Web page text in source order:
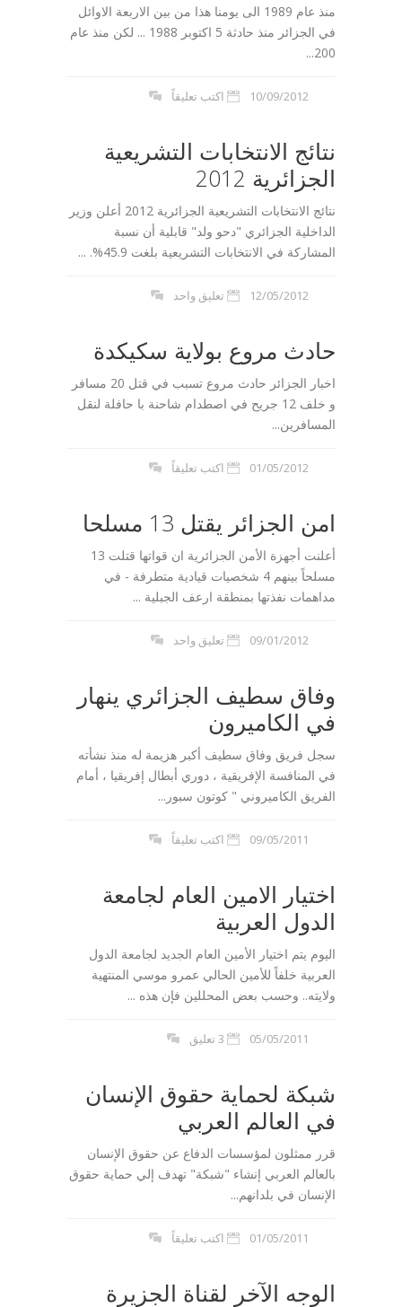
منذ عام 1989 الى يومنا هذا من بين الاربعة الاوائل
في الجزائر منذ حادثة 5 اكتوبر 1988 ... لكن منذ عام
200...
10/09/2012 اكتب تعليقاً
نتائج الانتخابات التشريعية
الجزائرية 2012
نتائج الانتخابات التشريعية الجزائرية 2012 أعلن وزير
الداخلية الجزائري "دحو ولد" قابلية أن نسبة
المشاركة في الانتخابات التشريعية بلغت 45.9%. ...
12/05/2012 تعليق واحد
حادث مروع بولاية سكيكدة
اخبار الجزائر حادث مروع تسبب في قتل 20 مسافر
و خلف 12 جريح في اصطدام شاحنة با حافلة لنقل
المسافرين...
01/05/2012 اكتب تعليقاً
امن الجزائر يقتل 13 مسلحا
أعلنت أجهزة الأمن الجزائرية ان قواتها قتلت 13
مسلحاً بينهم 4 شخصيات قيادية متطرفة - في
مداهمات نفذتها بمنطقة ارعف الجبلية ...
09/01/2012 تعليق واحد
وفاق سطيف الجزائري ينهار
في الكاميرون
سجل فريق وفاق سطيف أكبر هزيمة له منذ نشأته
في المنافسة الإفريقية ، دوري أبطال إفريقيا ، أمام
الفريق الكاميروني " كوتون سبور...
09/05/2011 اكتب تعليقاً
اختيار الامين العام لجامعة
الدول العربية
اليوم يتم اختيار الأمين العام الجديد لجامعة الدول
العربية خلفاً للأمين الحالي عمرو موسي المنتهية
ولايته.. وحسب بعض المحللين فإن هذه ...
05/05/2011 3 تعليق
شبكة لحماية حقوق الإنسان
في العالم العربي
قرر ممثلون لمؤسسات الدفاع عن حقوق الإنسان
بالعالم العربي إنشاء "شبكة" تهدف إلي حماية حقوق
الإنسان في بلدانهم...
01/05/2011 اكتب تعليقاً
الوجه الآخر لقناة الجزيرة